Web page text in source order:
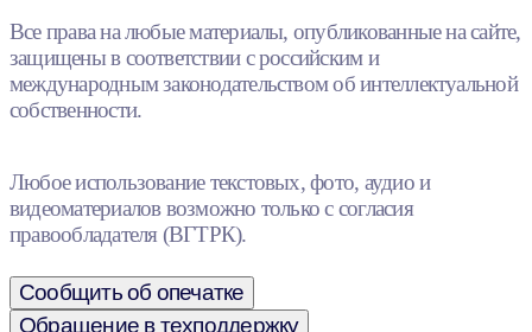
Все права на любые материалы, опубликованные на сайте,
защищены в соответствии с российским и
международным законодательством об интеллектуальной
собственности.
Любое использование текстовых, фото, аудио и
видеоматериалов возможно только с согласия
правообладателя (ВГТРК).
Сообщить об опечатке
Обращение в техподдержку